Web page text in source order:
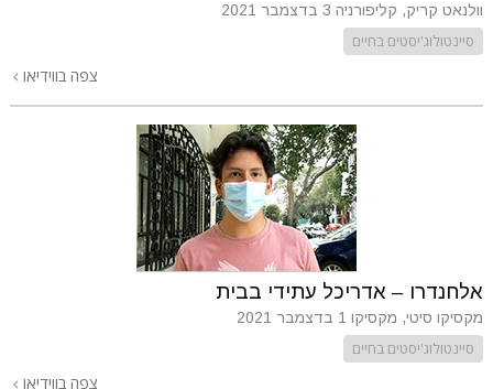
וולנאט קריק, קליפורניה 3 בדצמבר 2021
סיינטולוג'יסטים בחיים
צפה בווידיאו
אלחנדרו – אדריכל עתידי בבית
מקסיקו סיטי, מקסיקו 1 בדצמבר 2021
סיינטולוג'יסטים בחיים
צפה בווידיאו